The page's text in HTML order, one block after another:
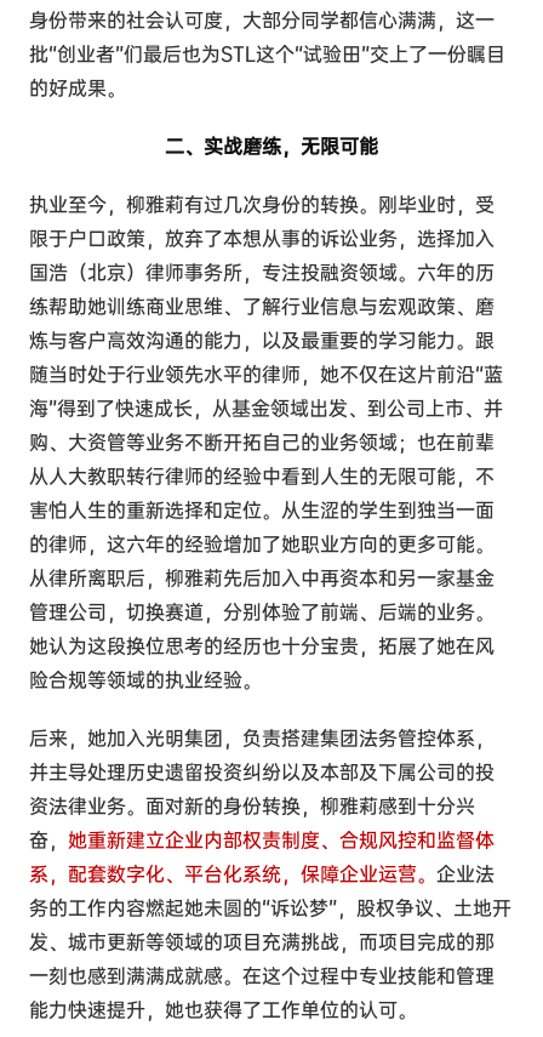
身份带来的社会认可度，大部分同学都信心满满，这一
批“创业者”们最后也为STL这个“试验田”交上了一份瞩目
的好成果。
二、实战磨练，无限可能
执业至今，柳雅莉有过几次身份的转换。刚毕业时，受
限于户口政策，放弃了本想从事的诉讼业务，选择加入
国浩（北京）律师事务所，专注投融资领域。六年的历
练帮助她训练商业思维、了解行业信息与宏观政策、磨
炼与客户高效沟通的能力，以及最重要的学习能力。跟
随当时处于行业领先水平的律师，她不仅在这片前沿“蓝
海”得到了快速成长，从基金领域出发、到公司上市、并
购、大资管等业务不断开拓自己的业务领域；也在前辈
从人大教职转行律师的经验中看到人生的无限可能，不
害怕人生的重新选择和定位。从生涩的学生到独当一面
的律师，这六年的经验增加了她职业方向的更多可能。
从律所离职后，柳雅莉先后加入中再资本和另一家基金
管理公司，切换赛道，分别体验了前端、后端的业务。
她认为这段换位思考的经历也十分宝贵，拓展了她在风
险合规等领域的执业经验。
后来，她加入光明集团，负责搭建集团法务管控体系，
并主导处理历史遗留投资纠纷以及本部及下属公司的投
资法律业务。面对新的身份转换，柳雅莉感到十分兴
奋，她重新建立企业内部权责制度、合规风控和监督体
系，配套数字化、平台化系统，保障企业运营。企业法
务的工作内容燃起她未圆的“诉讼梦”，股权争议、土地开
发、城市更新等领域的项目充满挑战，而项目完成的那
一刻也感到满满成就感。在这个过程中专业技能和管理
能力快速提升，她也获得了工作单位的认可。